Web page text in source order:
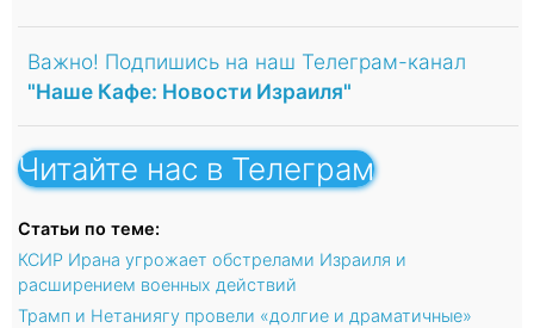
Важно! Подпишись на наш Телеграм-канал
"Наше Кафе: Новости Израиля"
Читайте нас в Телеграм
Статьи по теме:
КСИР Ирана угрожает обстрелами Израиля и
расширением военных действий
Трамп и Нетаниягу провели «долгие и драматичные»